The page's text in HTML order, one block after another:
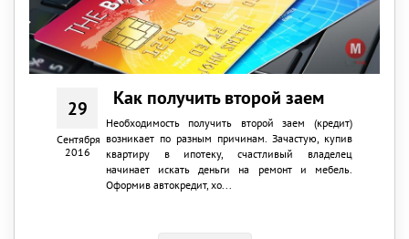
29
Сентября
2016
Как получить второй заем
Необходимость получить второй заем (кредит)
возникает по разным причинам. Зачастую, купив
квартиру в ипотеку, счастливый владелец
начинает искать деньги на ремонт и мебель.
Оформив автокредит, хо...